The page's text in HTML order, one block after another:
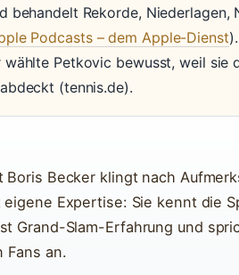
behandelt Rekorde, Niederlagen,
Podcasts – dem Apple-Dienst).
wählte Petkovic bewusst, weil sie
(tennis.de).
Boris Becker klingt nach
Expertise: Sie kennt die
Grand-Slam-Erfahrung und
Fans an.